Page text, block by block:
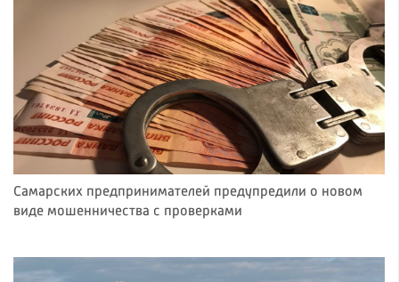
Самарских предпринимателей предупредили о новом
виде мошенничества с проверками